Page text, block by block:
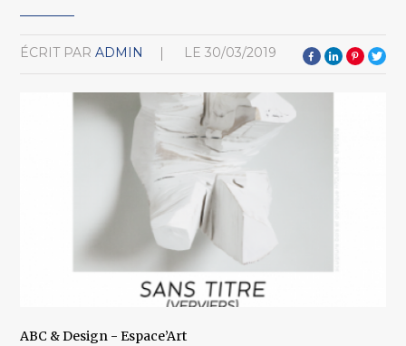
ÉCRIT PAR ADMIN LE 30/03/2019
ABC & Design - Espace’Art